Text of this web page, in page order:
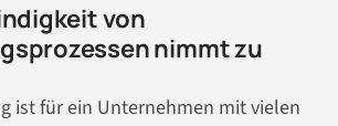
von
nimmt zu
ist für ein Unternehmen mit vielen